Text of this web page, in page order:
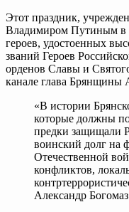
Этот праздник,
Владимиром Путиным в
героев, удостоенных
званий Героев
орденов Славы и
канале глава Брянщины
«В истории
которые должны
предки защищали
воинский долг на
Отечественной
конфликтов,
Александр